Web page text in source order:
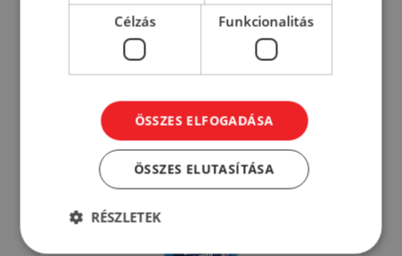
Célzás Funkcionalitás
ÖSSZES ELFOGADÁSA
ÖSSZES ELUTASÍTÁSA
RÉSZLETEK